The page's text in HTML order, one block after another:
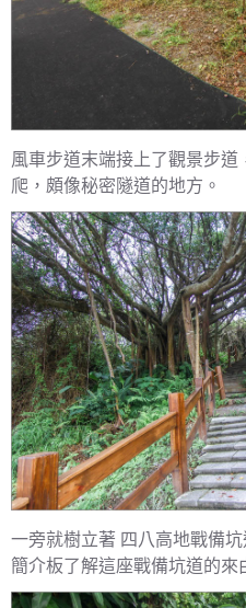
風車步道末端接上了觀景步
爬，頗像秘密隧道的地方。
一旁就樹立著 四八高地戰備
簡介板了解這座戰備坑道的來